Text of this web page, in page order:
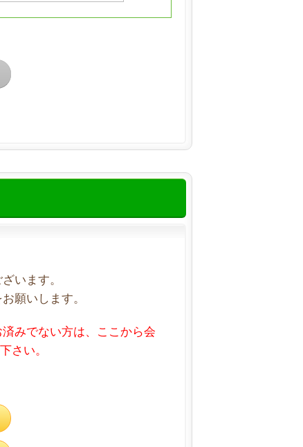
います。
願いします。
みでない方は、ここから会
さい。